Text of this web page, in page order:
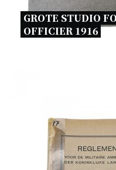
GROTE STUDIO
OFFICIER 1916